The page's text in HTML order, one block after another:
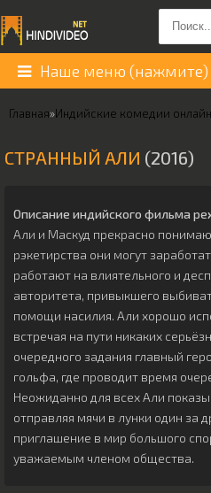
Наше меню (нажмите)
Главная»Индийские комедии онлайн
СТРАННЫЙ АЛИ (2016)
Описание индийского фильма
Али и Маскуд прекрасно
рэкетирства они могут
работают на влиятельного и
авторитета, привыкшего
помощи насилия. Али хорошо
встречая на пути никаких
очередного задания главный
гольфа, где проводит время
Неожиданно для всех Али
отправляя мячи в лунки один за
приглашение в мир большого
уважаемым членом общества.